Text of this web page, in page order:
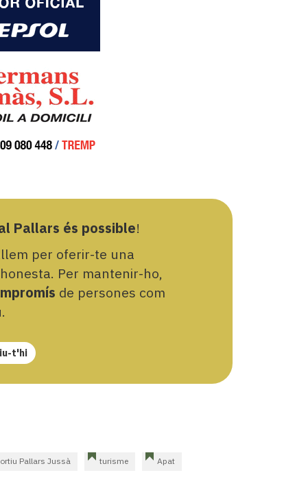
Pallars és possible!
per oferir-te una
Per mantenir-ho,
de persones com
t'hi
Pallars Jussà turisme Apat